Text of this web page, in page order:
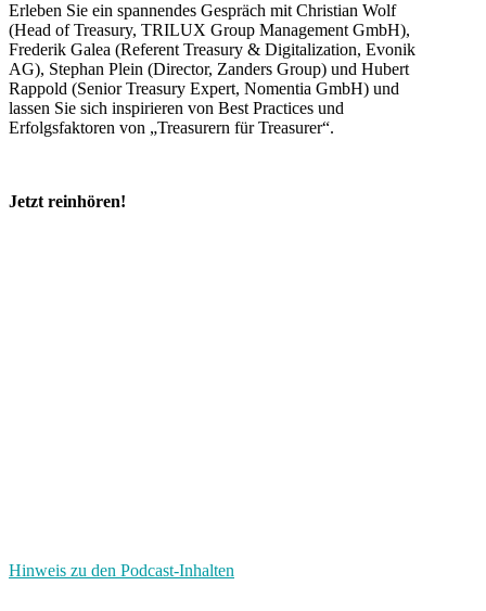
Erleben Sie ein spannendes Gespräch mit Christian Wolf
(Head of Treasury, TRILUX Group Management GmbH),
Frederik Galea (Referent Treasury & Digitalization, Evonik
AG), Stephan Plein (Director, Zanders Group) und Hubert
Rappold (Senior Treasury Expert, Nomentia GmbH) und
lassen Sie sich inspirieren von Best Practices und
Erfolgsfaktoren von „Treasurern für Treasurer“.
Jetzt reinhören!
Hinweis zu den Podcast-Inhalten